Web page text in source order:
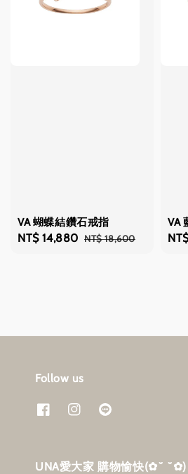
VA 蝴蝶結鑽石戒指
Sale
NT$ 14,880 Regular
NT$ 18,600
VA
Follow us
UNA愛大家 購物愉快‎(✿˘ ˘✿)